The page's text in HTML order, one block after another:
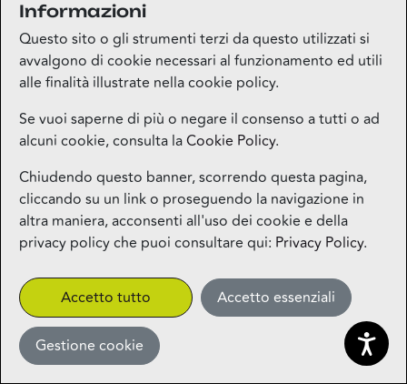
Medi-market
Piano terra
Mila Beauty Lounge
Piano terra
Milos – Greek Food – Coming
Soon
1° piano
CLICK&COLLECT
Miniso
Informazioni
Questo sito o gli strumenti terzi da questo utilizzati si
avvalgono di cookie necessari al funzionamento ed utili
alle finalità illustrate nella cookie policy.
Se vuoi saperne di più o negare il consenso a tutti o ad
alcuni cookie, consulta laCookie Policy.
Chiudendo questo banner, scorrendo questa pagina,
cliccando su un link o proseguendo la navigazione in
altra maniera, acconsenti all'uso dei cookie e della
privacy policy che puoi consultare qui: Privacy Policy.
Accetto tutto Accetto essenziali
Gestione cookie